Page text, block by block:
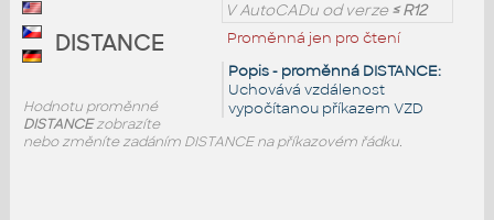
V AutoCADu od verze≤ R12
Proměnná jen pro čtení
Popis - proměnná DISTANCE:
Uchovává vzdálenost
vypočítanou příkazem VZD
DISTANCE
Hodnotu proměnné
DISTANCEzobrazíte
nebo změníte zadáním DISTANCE na příkazovém řádku.